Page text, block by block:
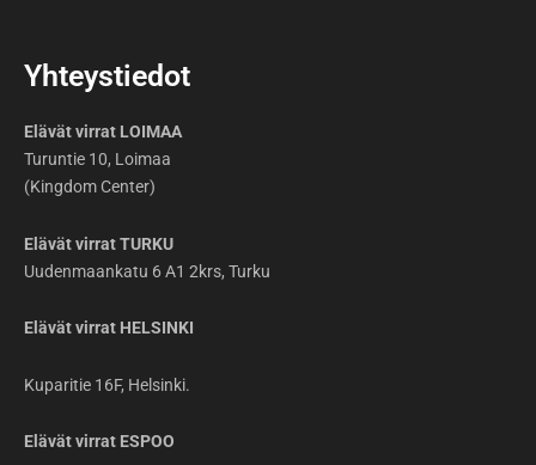
Yhteystiedot
Elävät virrat LOIMAA
Turuntie 10, Loimaa
(Kingdom Center)
Elävät virrat TURKU
Uudenmaankatu 6 A1 2krs, Turku
Elävät virrat HELSINKI
Kuparitie 16F, Helsinki.
Elävät virrat ESPOO